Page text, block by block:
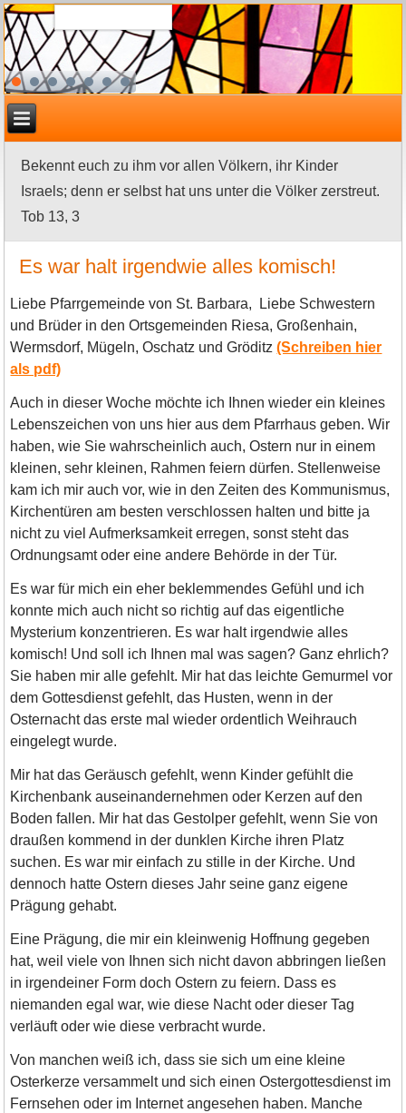
Bekennt euch zu ihm vor allen Völkern, ihr Kinder
Israels; denn er selbst hat uns unter die Völker zerstreut.
Tob 13, 3
Es war halt irgendwie alles komisch!
Liebe Pfarrgemeinde von St. Barbara, Liebe Schwestern
und Brüder in den Ortsgemeinden Riesa, Großenhain,
Wermsdorf, Mügeln, Oschatz und Gröditz(Schreiben hier
als pdf)
Auch in dieser Woche möchte ich Ihnen wieder ein kleines
Lebenszeichen von uns hier aus dem Pfarrhaus geben. Wir
haben, wie Sie wahrscheinlich auch, Ostern nur in einem
kleinen, sehr kleinen, Rahmen feiern dürfen. Stellenweise
kam ich mir auch vor, wie in den Zeiten des Kommunismus,
Kirchentüren am besten verschlossen halten und bitte ja
nicht zu viel Aufmerksamkeit erregen, sonst steht das
Ordnungsamt oder eine andere Behörde in der Tür.
Es war für mich ein eher beklemmendes Gefühl und ich
konnte mich auch nicht so richtig auf das eigentliche
Mysterium konzentrieren. Es war halt irgendwie alles
komisch! Und soll ich Ihnen mal was sagen? Ganz ehrlich?
Sie haben mir alle gefehlt. Mir hat das leichte Gemurmel vor
dem Gottesdienst gefehlt, das Husten, wenn in der
Osternacht das erste mal wieder ordentlich Weihrauch
eingelegt wurde.
Mir hat das Geräusch gefehlt, wenn Kinder gefühlt die
Kirchenbank auseinandernehmen oder Kerzen auf den
Boden fallen. Mir hat das Gestolper gefehlt, wenn Sie von
draußen kommend in der dunklen Kirche ihren Platz
suchen. Es war mir einfach zu stille in der Kirche. Und
dennoch hatte Ostern dieses Jahr seine ganz eigene
Prägung gehabt.
Eine Prägung, die mir ein kleinwenig Hoffnung gegeben
hat, weil viele von Ihnen sich nicht davon abbringen ließen
in irgendeiner Form doch Ostern zu feiern. Dass es
niemanden egal war, wie diese Nacht oder dieser Tag
verläuft oder wie diese verbracht wurde.
Von manchen weiß ich, dass sie sich um eine kleine
Osterkerze versammelt und sich einen Ostergottesdienst im
Fernsehen oder im Internet angesehen haben. Manche